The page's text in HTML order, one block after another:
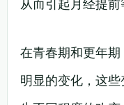
从而引起月经提前
在青春期和更年
明显的变化，这